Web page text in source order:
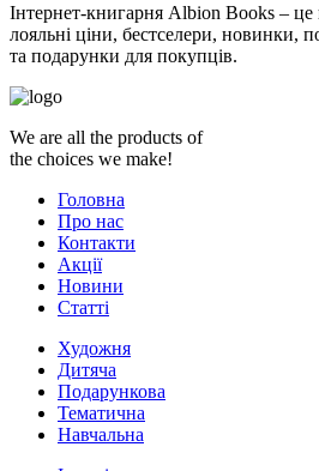
Інтернет-книгарня Albion Books –
лояльні ціни, бестселери, новинки,
та подарунки для покупців.
We are all the products of
the choices we make!
Головна
Про нас
Контакти
Акції
Новини
Статті
Художня
Дитяча
Подарункова
Тематична
Навчальна